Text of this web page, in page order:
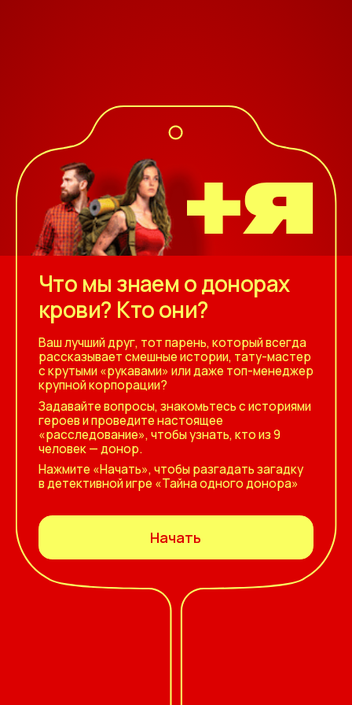
Что мы знаем о донорах
крови? Кто они?
Ваш лучший друг, тот парень, который всегда
рассказывает смешные истории, тату-мастер
с крутыми «рукавами» или даже топ-менеджер
крупной корпорации?
Задавайте вопросы, знакомьтесь с историями
героев и проведите настоящее
«расследование», чтобы узнать, кто из 9
человек — донор.
Нажмите «Начать», чтобы разгадать загадку
в детективной игре «Тайна одного донора»
Начать